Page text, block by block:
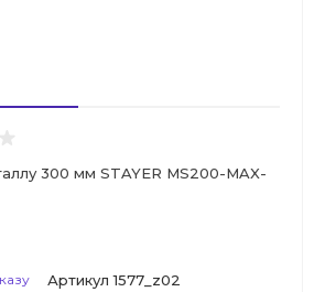
300 мм STAYER MS200-MAX-
Артикул 1577_z02